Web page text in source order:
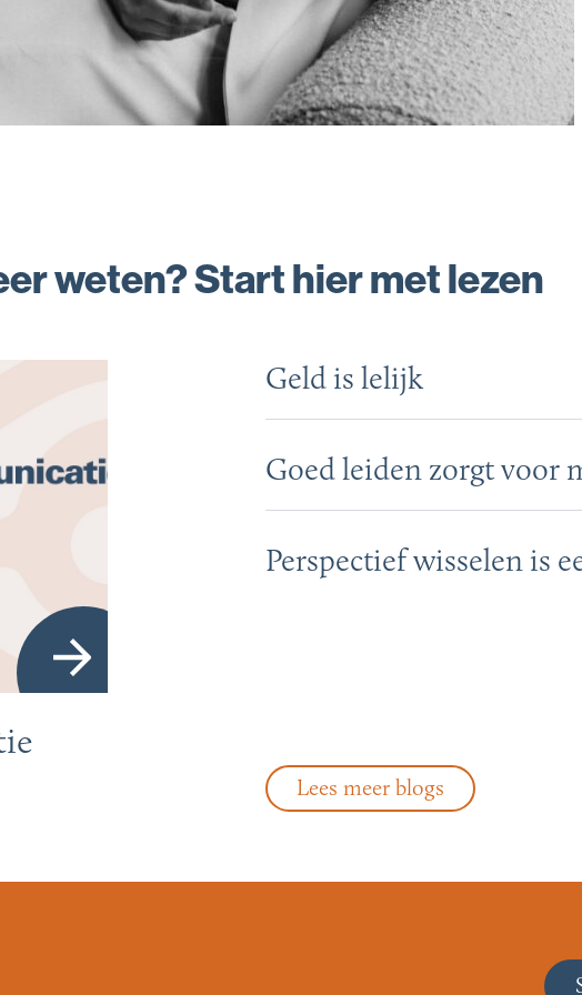
weten? Start hier met lezen
Geld is lelijk
Goed leiden zorgt voor
Perspectief wisselen is
Lees meer blogs